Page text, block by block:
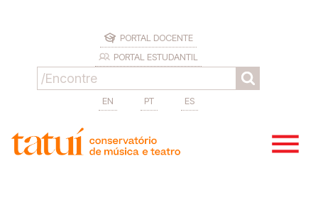
PORTAL DOCENTE
PORTAL ESTUDANTIL
EN PT ES